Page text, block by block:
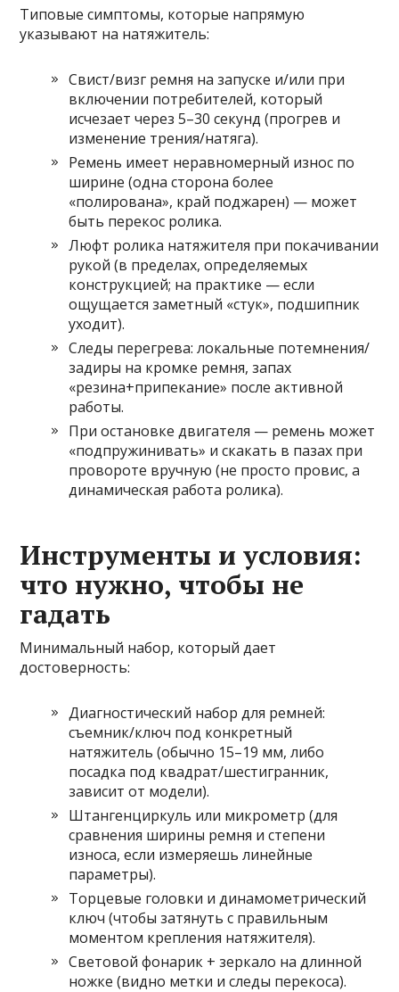
Типовые симптомы, которые напрямую
указывают на натяжитель:
Свист/визг ремня на запуске и/или при
включении потребителей, который
исчезает через 5–30 секунд (прогрев и
изменение трения/натяга).
Ремень имеет неравномерный износ по
ширине (одна сторона более
«полирована», край поджарен) — может
быть перекос ролика.
Люфт ролика натяжителя при покачивании
рукой (в пределах, определяемых
конструкцией; на практике — если
ощущается заметный «стук», подшипник
уходит).
Следы перегрева: локальные потемнения/
задиры на кромке ремня, запах
«резина+припекание» после активной
работы.
При остановке двигателя — ремень может
«подпружинивать» и скакать в пазах при
провороте вручную (не просто провис, а
динамическая работа ролика).
Инструменты и условия:
что нужно, чтобы не
гадать
Минимальный набор, который дает
достоверность:
Диагностический набор для ремней:
съемник/ключ под конкретный
натяжитель (обычно 15–19 мм, либо
посадка под квадрат/шестигранник,
зависит от модели).
Штангенциркуль или микрометр (для
сравнения ширины ремня и степени
износа, если измеряешь линейные
параметры).
Торцевые головки и динамометрический
ключ (чтобы затянуть с правильным
моментом крепления натяжителя).
Световой фонарик + зеркало на длинной
ножке (видно метки и следы перекоса).